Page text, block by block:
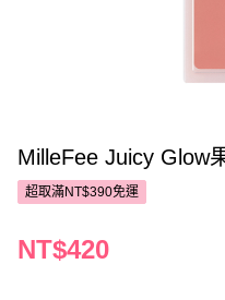
MilleFee Juicy Glow
超取滿NT$390免運
NT$420